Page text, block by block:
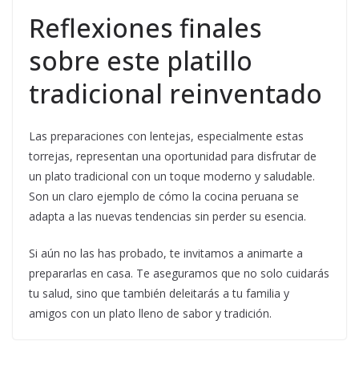
Reflexiones finales
sobre este platillo
tradicional reinventado
Las preparaciones con lentejas, especialmente estas
torrejas, representan una oportunidad para disfrutar de
un plato tradicional con un toque moderno y saludable.
Son un claro ejemplo de cómo la cocina peruana se
adapta a las nuevas tendencias sin perder su esencia.
Si aún no las has probado, te invitamos a animarte a
prepararlas en casa. Te aseguramos que no solo cuidarás
tu salud, sino que también deleitarás a tu familia y
amigos con un plato lleno de sabor y tradición.